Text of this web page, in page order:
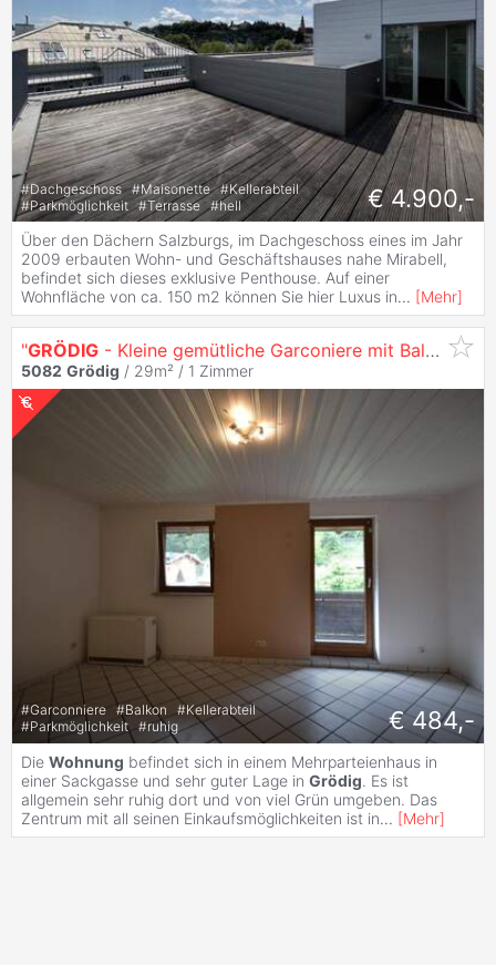
#Dachgeschoss #Maisonette #Kellerabteil
#Parkmöglichkeit #Terrasse #hell € 4.900,-
Über den Dächern Salzburgs, im Dachgeschoss eines im Jahr
2009 erbauten Wohn- und Geschäftshauses nahe Mirabell,
befindet sich dieses exklusive Penthouse. Auf einer
Wohnfläche von ca. 150 m2 können Sie hier Luxus in... [Mehr]
"GRÖDIG - Kleine gemütliche Garconiere mit Balkon und Grünruhelage"
5082 Grödig / 29m² / 1 Zimmer
#Garconniere #Balkon #Kellerabteil
#Parkmöglichkeit #ruhig € 484,-
Die Wohnung befindet sich in einem Mehrparteienhaus in
einer Sackgasse und sehr guter Lage in Grödig. Es ist
allgemein sehr ruhig dort und von viel Grün umgeben. Das
Zentrum mit all seinen Einkaufsmöglichkeiten ist in... [Mehr]